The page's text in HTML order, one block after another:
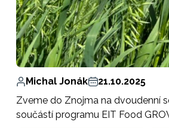
Michal Jonák
21.10.2025
Zveme do Znojma na dvoudenní
součástí programu EIT Food